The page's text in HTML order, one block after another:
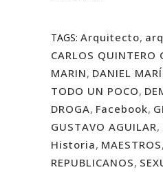
TAGS: Arquitecto,
CARLOS QUINTERO
MARIN, DANIEL
TODO UN POCO,
DROGA, Facebook,
GUSTAVO AGUILAR,
Historia, MAESTROS,
REPUBLICANOS,